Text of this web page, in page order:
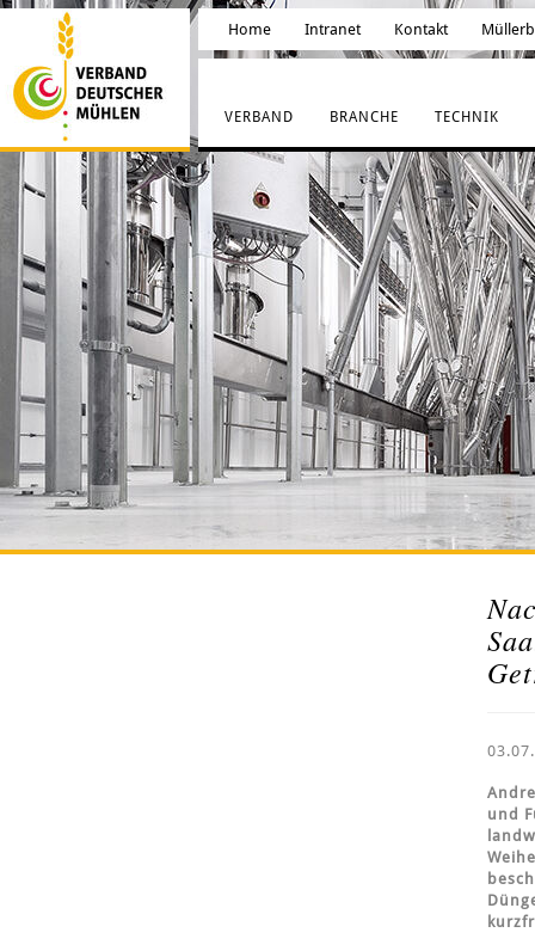
Home Intranet Kontakt
VERBAND BRANCHE TECHNIK
und